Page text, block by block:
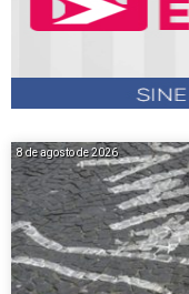
8 de agosto de 2026